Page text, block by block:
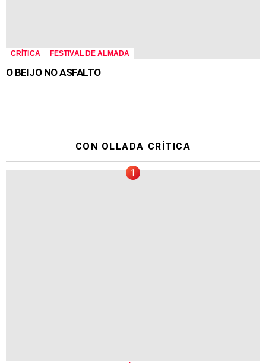
CRÍTICA FESTIVAL DE ALMADA
O BEIJO NO ASFALTO
CON OLLADA CRÍTICA